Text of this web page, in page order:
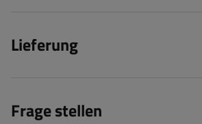
Lieferung
Frage stellen